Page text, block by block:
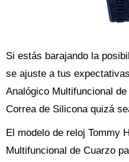
Si estás barajando la
se ajuste a tus
Analógico Multifuncional
Correa de Silicona quizá
El modelo de reloj Tommy
Multifuncional de Cuarzo